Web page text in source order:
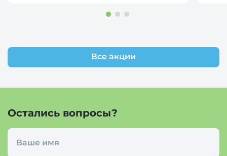
Все акции
Остались вопросы?